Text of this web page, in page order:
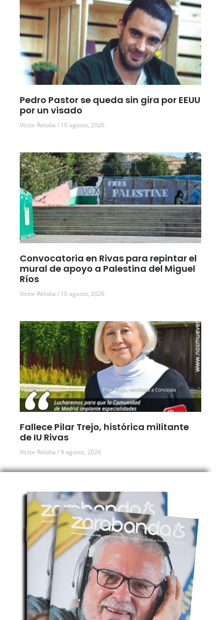
Pedro Pastor se queda sin gira por EEUU
por un visado
Víctor Reloba 10 agosto, 2026
Convocatoria en Rivas para repintar el
mural de apoyo a Palestina del Miguel
Ríos
Víctor Reloba 10 agosto, 2026
Fallece Pilar Trejo, histórica militante
de IU Rivas
Víctor Reloba 9 agosto, 2026